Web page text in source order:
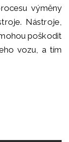
výměny
Nástroje,
poškodit
vozu, a tím